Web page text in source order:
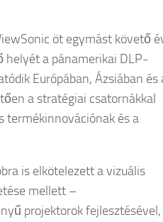
öt egymást követő
helyét a pánamerikai DLP-
Európában, Ázsiában és
a stratégiai csatornákkal
termékinnovációnak és a
is elkötelezett a vizuális
mellett –
projektorok fejlesztésével,